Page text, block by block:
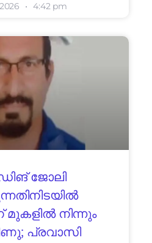
4:42 pm
ജോലി
മുകളിൽ നിന്നും
പ്രവാസി